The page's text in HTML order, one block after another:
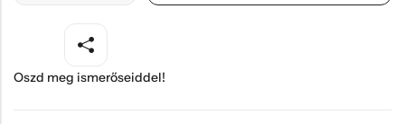
Oszd meg ismerőseiddel!